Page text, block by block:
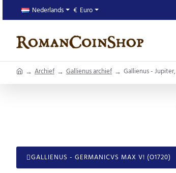
Nederlands € Euro
homeArchief Gallienus archief Gallienus -
GALLIENUS - GERMANICVS MAX V! (O1720)